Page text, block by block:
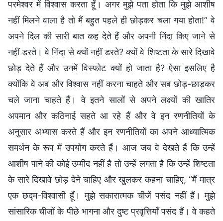
परमेश्वर में विश्वास करता हूँ। अगर मुझे पता होता कि मुझे आशीष
नहीं मिलने वाला है तो मैं बहुत पहले ही छोड़कर चला गया होता!” वे
अपने दिल की सारी बात कह देते हैं और अपनी निंदा किए जाने से
नहीं डरते। वे निंदा से क्यों नहीं डरते? क्यों वे शिष्टता के सारे दिखावे
छोड़ देते हैं और उनमें विस्फोट क्यों हो जाता है? ऐसा इसलिए है
क्योंकि वे अब और विश्वास नहीं करना चाहते और सब छोड़-छाड़कर
चले जाना चाहते हैं। वे इतने सालों से अपने लक्ष्यों की खातिर
अपमान और कठिनाई सहते आ रहे हैं और वे इन रणनीतियों के
अनुसार अभ्यास करते हैं और इन रणनीतियों का अपने आध्यात्मिक
समर्थन के रूप में उपयोग करते हैं। आज जब वे देखते हैं कि उन्हें
आशीष पाने की कोई उम्मीद नहीं है तो उन्हें लगता है कि उन्हें शिष्टता
के सारे दिखावे छोड़ देने चाहिए और खुलकर कहना चाहिए, “मैं मात्र
एक छद्म-विश्वासी हूँ। मुझे सकारात्मक चीजें पसंद नहीं हैं। मुझे
सांसारिक चीजों के पीछे भागना और दुष्ट प्रवृत्तियाँ पसंद हैं। वे कहते